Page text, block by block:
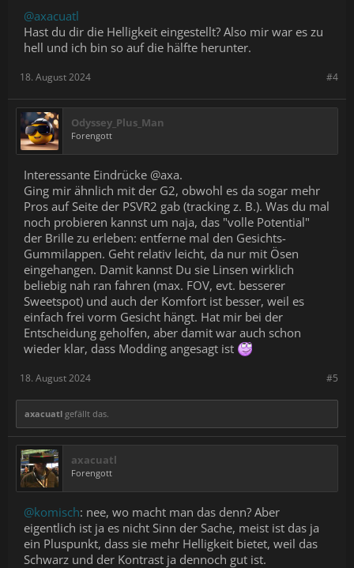
@axacuatl
Hast du dir die Helligkeit eingestellt? Also mir war es zu
hell und ich bin so auf die hälfte herunter.
#4
18. August 2024
Odyssey_Plus_Man
Forengott
Interessante Eindrücke @axa.
Ging mir ähnlich mit der G2, obwohl es da sogar mehr
Pros auf Seite der PSVR2 gab (tracking z. B.). Was du mal
noch probieren kannst um naja, das "volle Potential"
der Brille zu erleben: entferne mal den Gesichts-
Gummilappen. Geht relativ leicht, da nur mit Ösen
eingehangen. Damit kannst Du sie Linsen wirklich
beliebig nah ran fahren (max. FOV, evt. besserer
Sweetspot) und auch der Komfort ist besser, weil es
einfach frei vorm Gesicht hängt. Hat mir bei der
Entscheidung geholfen, aber damit war auch schon
wieder klar, dass Modding angesagt ist
#5
18. August 2024
axacuatl gefällt das.
axacuatl
Forengott
@komisch: nee, wo macht man das denn? Aber
eigentlich ist ja es nicht Sinn der Sache, meist ist das ja
ein Pluspunkt, dass sie mehr Helligkeit bietet, weil das
Schwarz und der Kontrast ja dennoch gut ist.